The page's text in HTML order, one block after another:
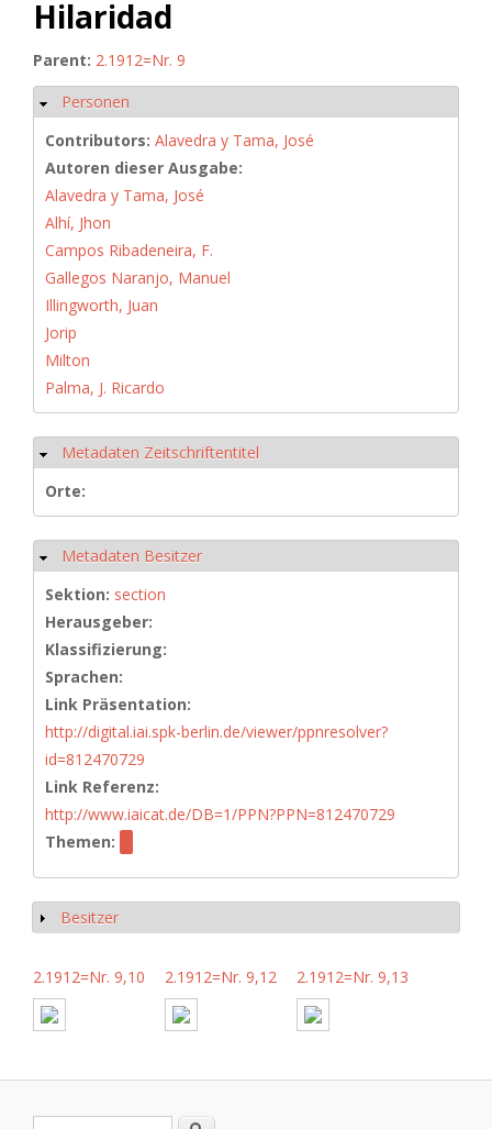
Hilaridad
Parent: 2.1912=Nr. 9
Hide
Personen
Contributors: Alavedra y Tama, José
Autoren dieser Ausgabe:
Alavedra y Tama, José
Alhí, Jhon
Campos Ribadeneira, F.
Gallegos Naranjo, Manuel
Illingworth, Juan
Jorip
Milton
Palma, J. Ricardo
Hide
Metadaten Zeitschriftentitel
Orte:
Hide
Metadaten Besitzer
Sektion: section
Herausgeber:
Klassifizierung:
Sprachen:
Link Präsentation:
http://digital.iai.spk-berlin.de/viewer/ppnresolver?
id=812470729
Link Referenz:
http://www.iaicat.de/DB=1/PPN?PPN=812470729
Themen:
Show
Besitzer
2.1912=Nr. 9,10 2.1912=Nr. 9,12 2.1912=Nr. 9,13